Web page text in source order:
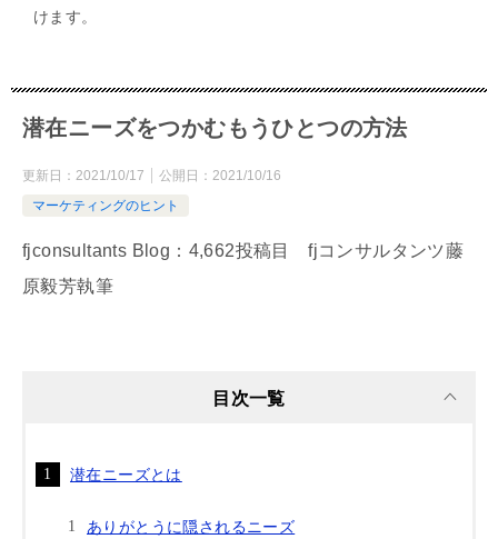
けます。
潜在ニーズをつかむもうひとつの方法
更新日： 2021/10/17 公開日： 2021/10/16
マーケティングのヒント
fjconsultants Blog：4,662投稿目 fjコンサルタンツ藤
原毅芳執筆
目次一覧
潜在ニーズとは
ありがとうに隠されるニーズ